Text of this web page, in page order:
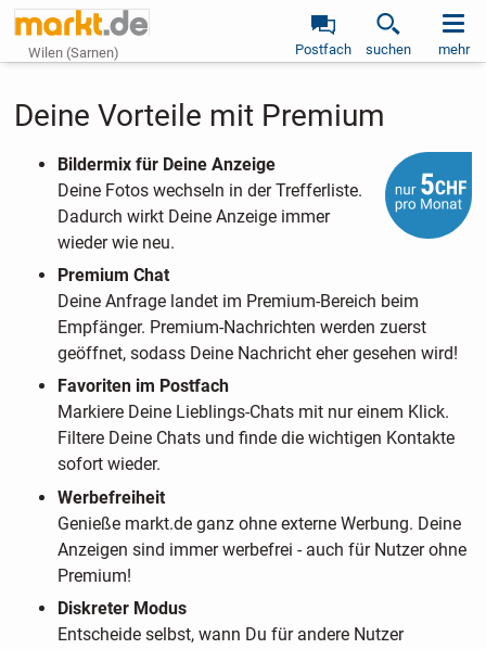
Wilen (Sarnen) Postfach suchen mehr
Deine Vorteile mit Premium
Bildermix für Deine Anzeige
Deine Fotos wechseln in der Trefferliste.
Dadurch wirkt Deine Anzeige immer
wieder wie neu.
Premium Chat
Deine Anfrage landet im Premium-Bereich beim
Empfänger. Premium-Nachrichten werden zuerst
geöffnet, sodass Deine Nachricht eher gesehen wird!
Favoriten im Postfach
Markiere Deine Lieblings-Chats mit nur einem Klick.
Filtere Deine Chats und finde die wichtigen Kontakte
sofort wieder.
Werbefreiheit
Genieße markt.de ganz ohne externe Werbung. Deine
Anzeigen sind immer werbefrei - auch für Nutzer ohne
Premium!
Diskreter Modus
Entscheide selbst, wann Du für andere Nutzer